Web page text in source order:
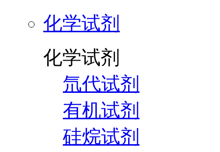
化学试剂
化学试剂
氘代试剂
有机试剂
硅烷试剂